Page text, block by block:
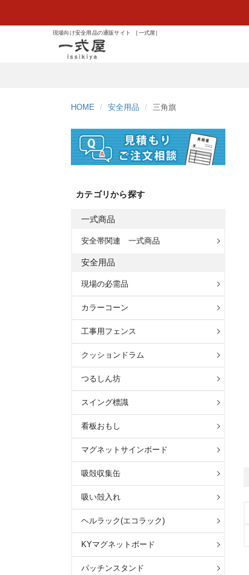
現場向け安全用品の通販サイト ［一式屋］
HOME 安全用品 三角旗
カテゴリから探す
一式商品
安全帯関連 一式商品
安全用品
現場の必需品
カラーコーン
工事用フェンス
クッションドラム
つるしん坊
スイング標識
看板おもし
マグネットサインボード
吸殻収集缶
吸い殻入れ
ヘルラック(エコラック)
KYマグネットボード
パッチンスタンド